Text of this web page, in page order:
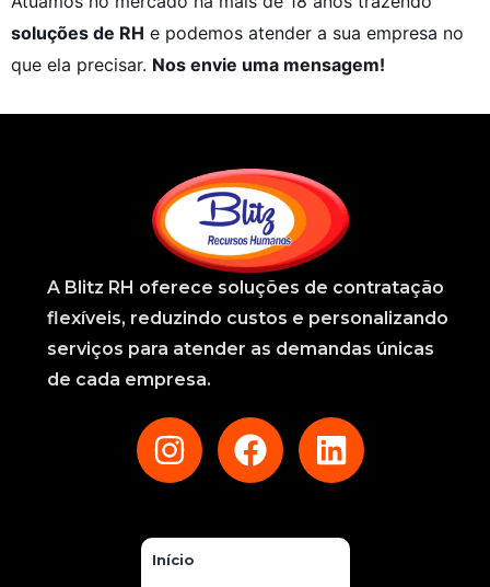
soluções de RH e podemos atender a sua empresa no
que ela precisar. Nos envie uma mensagem!
A Blitz RH oferece soluções de contratação
flexíveis, reduzindo custos e personalizando
serviços para atender as demandas únicas
de cada empresa.
Início